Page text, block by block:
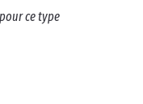
ce type